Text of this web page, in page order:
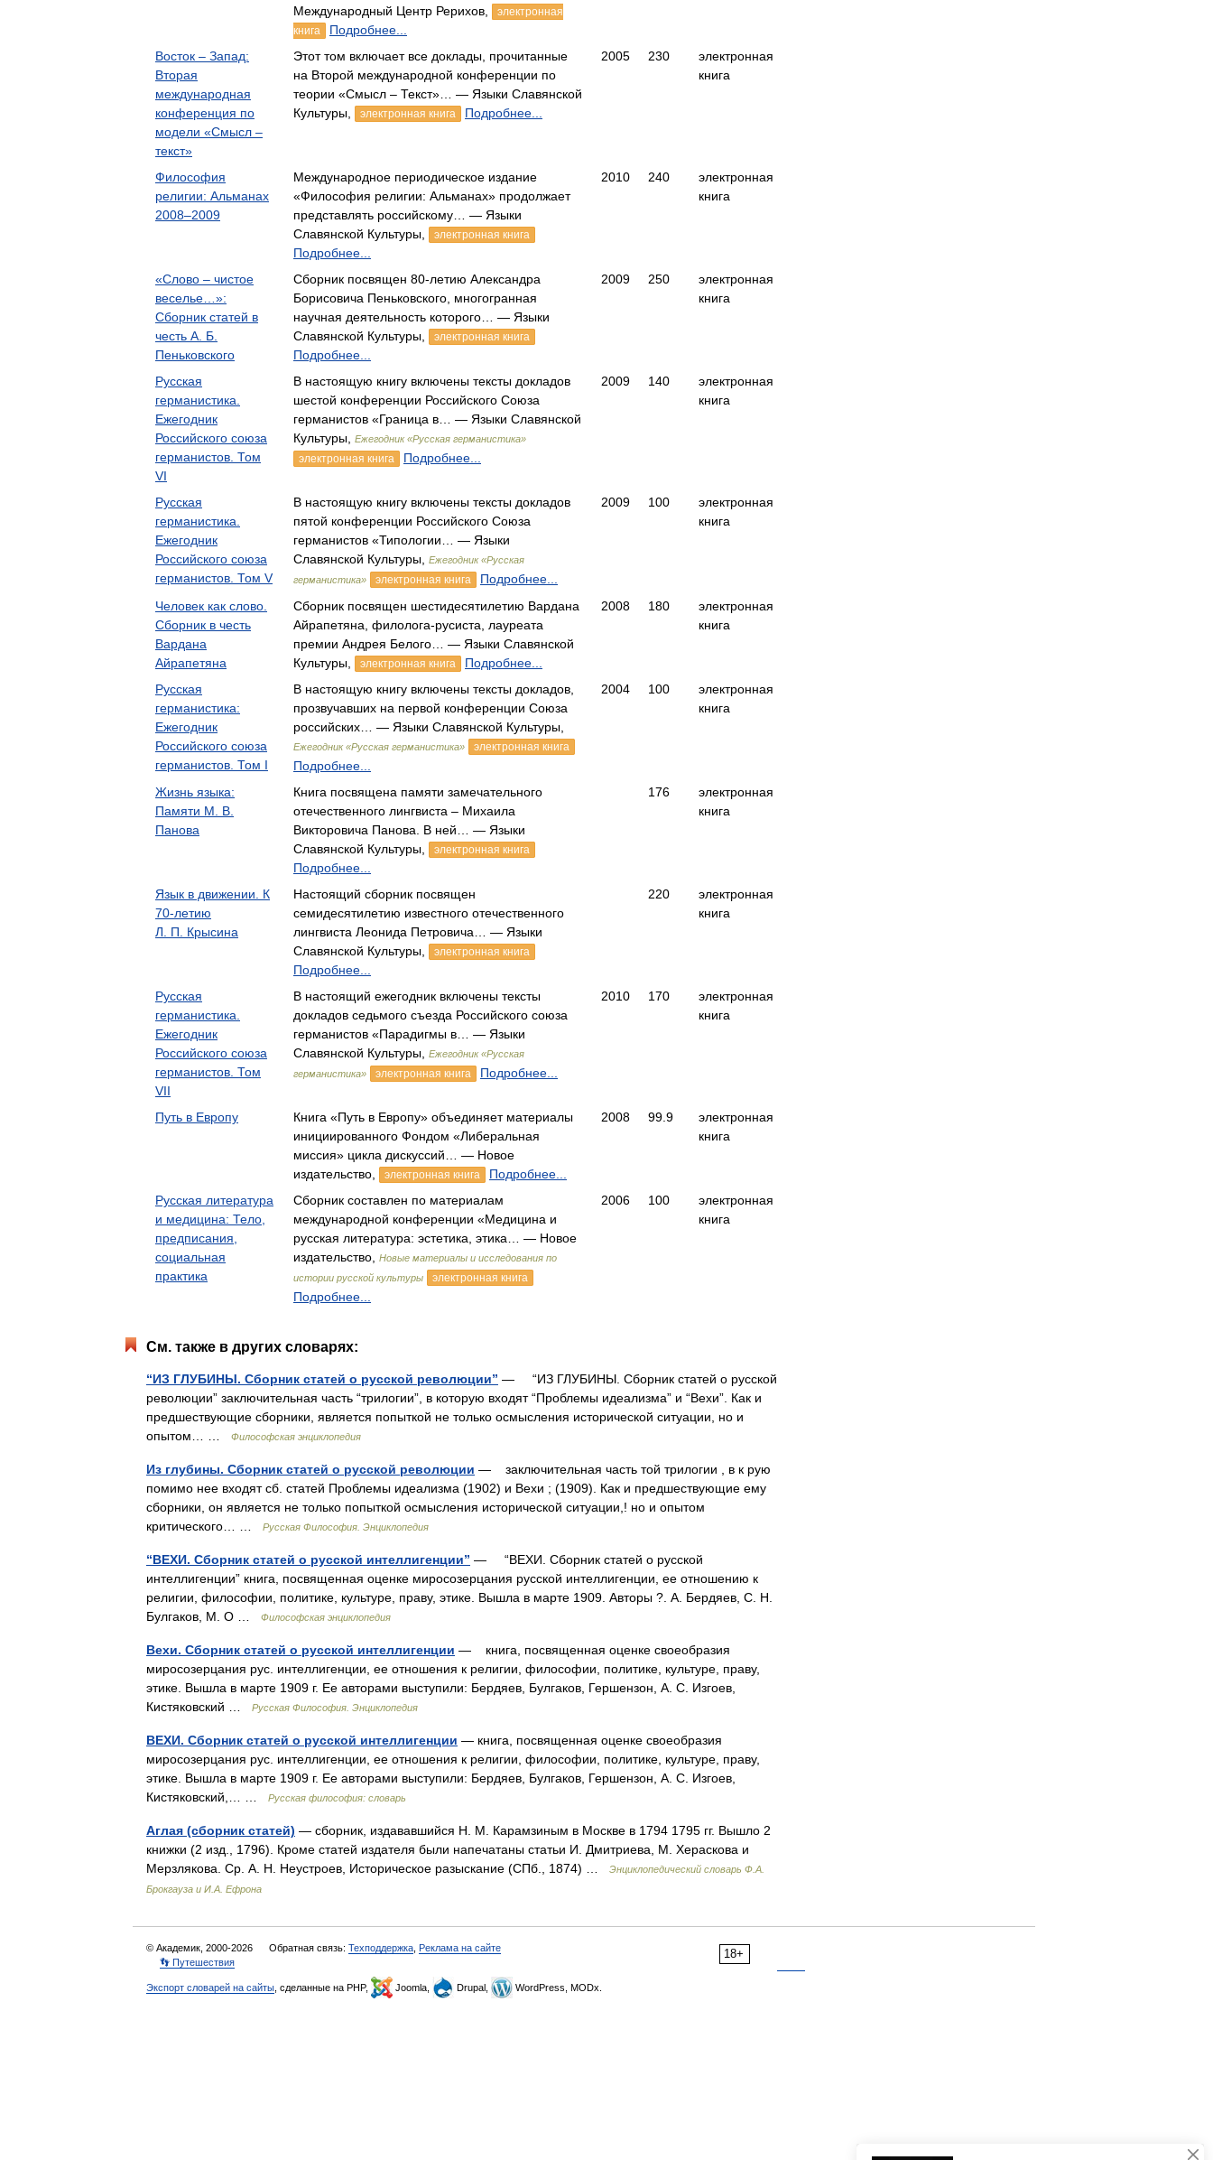
Международный Центр Рерихов,
электронная
книга
Подробнее...
Восток – Запад:
Вторая
международная
конференция по
модели «Смысл –
текст»
Этот том включает все доклады, прочитанные
на Второй международной конференции по
теории «Смысл – Текст»… — Языки Славянской
Культуры,
электронная книга Подробнее...
2005 230
электронная
книга
Философия
религии: Альманах
2008–2009
Международное периодическое издание
«Философия религии: Альманах» продолжает
представлять российскому… — Языки
Славянской Культуры,
электронная книга
Подробнее...
2010 240
электронная
книга
«Слово – чистое
веселье…»:
Сборник статей в
честь А. Б.
Пеньковского
Сборник посвящен 80-летию Александра
Борисовича Пеньковского, многогранная
научная деятельность которого… — Языки
Славянской Культуры,
электронная книга
Подробнее...
2009 250
электронная
книга
Русская
германистика.
Ежегодник
Российского союза
германистов. Том
VI
В настоящую книгу включены тексты докладов
шестой конференции Российского Союза
германистов «Граница в… — Языки Славянской
Культуры,
Ежегодник «Русская германистика»
электронная книга Подробнее...
2009 140
электронная
книга
Русская
германистика.
Ежегодник
Российского союза
германистов. Том V
В настоящую книгу включены тексты докладов
пятой конференции Российского Союза
германистов «Типологии… — Языки
Славянской Культуры,
Ежегодник «Русская
германистика»
электронная книга Подробнее...
2009 100
электронная
книга
Человек как слово.
Сборник в честь
Вардана
Айрапетяна
Сборник посвящен шестидесятилетию Вардана
Айрапетяна, филолога-русиста, лауреата
премии Андрея Белого… — Языки Славянской
Культуры,
электронная книга Подробнее...
2008 180
электронная
книга
Русская
германистика:
Ежегодник
Российского союза
германистов. Том I
В настоящую книгу включены тексты докладов,
прозвучавших на первой конференции Союза
российских… — Языки Славянской Культуры,
Ежегодник «Русская германистика» электронная книга
Подробнее...
2004 100
электронная
книга
Жизнь языка:
Памяти М. В.
Панова
Книга посвящена памяти замечательного
отечественного лингвиста – Михаила
Викторовича Панова. В ней… — Языки
Славянской Культуры,
электронная книга
Подробнее...
176
электронная
книга
Язык в движении. К
70-летию
Л. П. Крысина
Настоящий сборник посвящен
семидесятилетию известного отечественного
лингвиста Леонида Петровича… — Языки
Славянской Культуры,
электронная книга
Подробнее...
220
электронная
книга
Русская
германистика.
Ежегодник
Российского союза
германистов. Том
VII
В настоящий ежегодник включены тексты
докладов седьмого съезда Российского союза
германистов «Парадигмы в… — Языки
Славянской Культуры,
Ежегодник «Русская
германистика»
электронная книга Подробнее...
2010 170
электронная
книга
Путь в Европу
Книга «Путь в Европу» объединяет материалы
инициированного Фондом «Либеральная
миссия» цикла дискуссий… — Новое
издательство,
электронная книга Подробнее...
2008 99.9
электронная
книга
Русская литература
и медицина: Тело,
предписания,
социальная
практика
Сборник составлен по материалам
международной конференции «Медицина и
русская литература: эстетика, этика… — Новое
издательство,
Новые материалы и исследования по
истории русской культуры
электронная книга
Подробнее...
2006 100
электронная
книга
См. также в других словарях:
“ИЗ ГЛУБИНЫ. Сборник статей о русской революции” — “ИЗ ГЛУБИНЫ. Сборник статей о русской
революции” заключительная часть “трилогии”, в которую входят “Проблемы идеализма” и “Вехи”. Как и
предшествующие сборники, является попыткой не только осмысления исторической ситуации, но и
опытом… …
Философская энциклопедия
Из глубины. Сборник статей о русской революции — заключительная часть той трилогии , в к рую
помимо нее входят сб. статей Проблемы идеализма (1902) и Вехи ; (1909). Как и предшествующие ему
сборники, он является не только попыткой осмысления исторической ситуации,! но и опытом
критического… …
Русская Философия. Энциклопедия
“ВЕХИ. Сборник статей о русской интеллигенции” — “ВЕХИ. Сборник статей о русской
интеллигенции” книга, посвященная оценке миросозерцания русской интеллигенции, ее отношению к
религии, философии, политике, культуре, праву, этике. Вышла в марте 1909. Авторы ?. А. Бердяев, С. Н.
Булгаков, М. О …
Философская энциклопедия
Вехи. Сборник статей о русской интеллигенции — книга, посвященная оценке своеобразия
миросозерцания рус. интеллигенции, ее отношения к религии, философии, политике, культуре, праву,
этике. Вышла в марте 1909 г. Ее авторами выступили: Бердяев, Булгаков, Гершензон, А. С. Изгоев,
Кистяковский …
Русская Философия. Энциклопедия
ВЕХИ. Сборник статей о русской интеллигенции — книга, посвященная оценке своеобразия
миросозерцания рус. интеллигенции, ее отношения к религии, философии, политике, культуре, праву,
этике. Вышла в марте 1909 г. Ее авторами выступили: Бердяев, Булгаков, Гершензон, А. С. Изгоев,
Кистяковский,… …
Русская философия: словарь
Аглая (сборник статей) — сборник, издававшийся Н. М. Карамзиным в Москве в 1794 1795 гг. Вышло 2
книжки (2 изд., 1796). Кроме статей издателя были напечатаны статьи И. Дмитриева, М. Хераскова и
Мерзлякова. Ср. А. Н. Неустроев, Историческое разыскание (СПб., 1874) …
Энциклопедический словарь Ф.А.
Брокгауза и И.А. Ефрона
18+
© Академик, 2000-2026 Обратная связь: Техподдержка Реклама на сайте
👣 Путешествия
Экспорт словарей на сайты , сделанные на PHP, Joomla, Drupal, WordPress, MODx.